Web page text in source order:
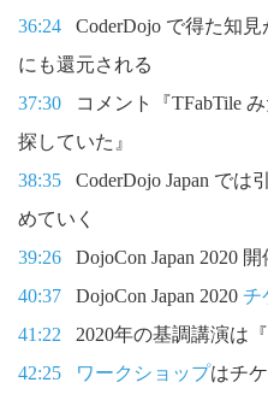
36:24 CoderDojo で得た知
にも還元される
37:30 コメント『TFabTile
探していた』
38:35 CoderDojo Japan では
めていく
39:26 DojoCon Japan 2020
40:37 DojoCon Japan 2020 チ
41:22 2020年の基調講演は『
42:25
ワークショップはチ